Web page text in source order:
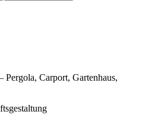
Carport, Gartenhaus,